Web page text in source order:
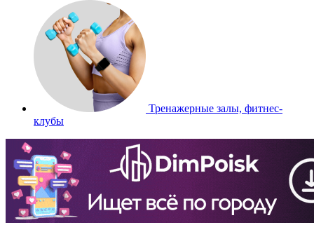
Тренажерные залы, фитнес-
клубы